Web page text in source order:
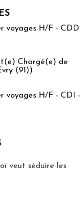
voyages H/F - CDD
Chargé(e) de
(91))
voyages H/F - CDI -
veut séduire les